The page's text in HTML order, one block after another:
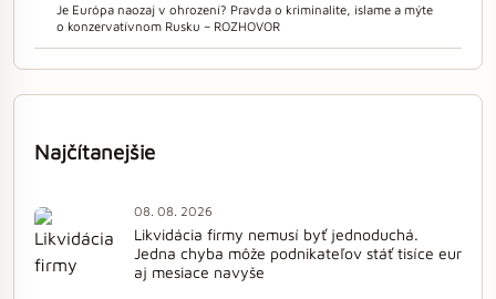
Je Európa naozaj v ohrození? Pravda o kriminalite, islame a mýte
o konzervatívnom Rusku – ROZHOVOR
Najčítanejšie
08. 08. 2026
Likvidácia firmy nemusí byť jednoduchá.
Jedna chyba môže podnikateľov stáť tisíce eur
aj mesiace navyše